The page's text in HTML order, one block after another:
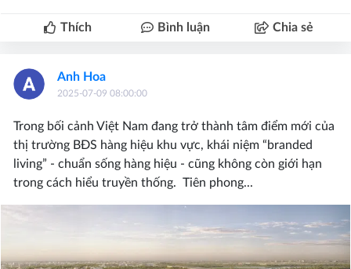
Thích Bình luận Chia sẻ
Anh Hoa
2025-07-09 08:00:00
Trong bối cảnh Việt Nam đang trở thành tâm điểm mới của
thị trường BĐS hàng hiệu khu vực, khái niệm “branded
living” - chuẩn sống hàng hiệu - cũng không còn giới hạn
trong cách hiểu truyền thống. Tiên phong...